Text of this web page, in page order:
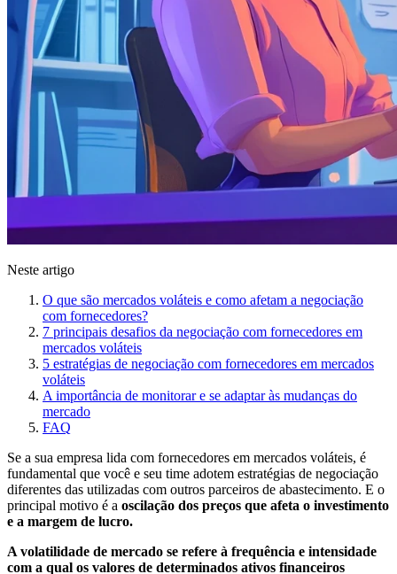
Neste artigo
O que são mercados voláteis e como afetam a negociação
com fornecedores?
7 principais desafios da negociação com fornecedores em
mercados voláteis
5 estratégias de negociação com fornecedores em mercados
voláteis
A importância de monitorar e se adaptar às mudanças do
mercado
FAQ
Se a sua empresa lida com fornecedores em mercados voláteis, é
fundamental que você e seu time adotem estratégias de negociação
diferentes das utilizadas com outros parceiros de abastecimento. E o
principal motivo é a oscilação dos preços que afeta o investimento
e a margem de lucro.
A volatilidade de mercado se refere à frequência e intensidade
com a qual os valores de determinados ativos financeiros